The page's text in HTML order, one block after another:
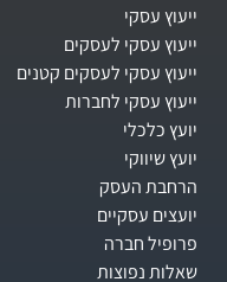
ייעוץ עסקי
ייעוץ עסקי לעסקים
ייעוץ עסקי לעסקים קטנים
ייעוץ עסקי לחברות
יועץ כלכלי
יועץ שיווקי
הרחבת העסק​
יועצים עסקיים
פרופיל חברה
שאלות נפוצות